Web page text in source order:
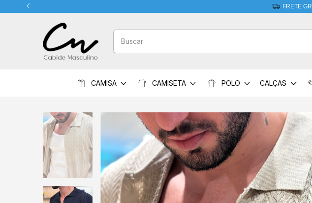
10% DE DESCONTO na 1ª
CAMISA CAMISETA POLO CALÇAS